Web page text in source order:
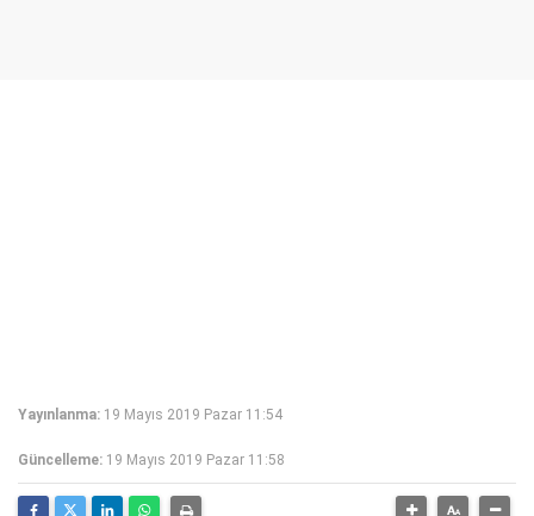
Yayınlanma: 19 Mayıs 2019 Pazar 11:54
Güncelleme: 19 Mayıs 2019 Pazar 11:58